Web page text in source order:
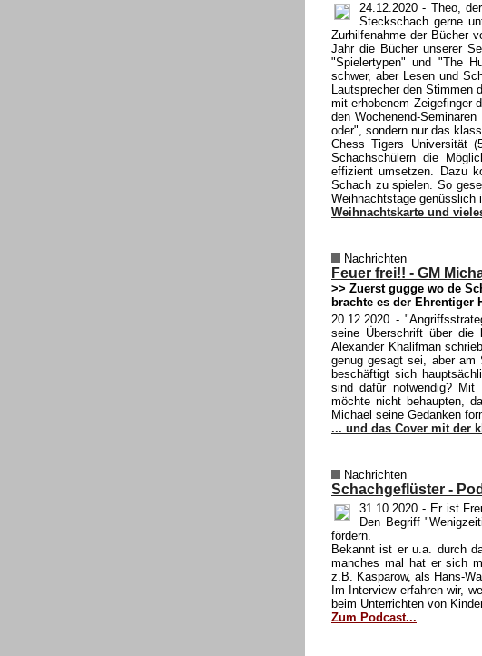
24.12.2020 - Theo,
Steckschach gerne
Zurhilfenahme der Bücher
Jahr die Bücher unserer
"Spielertypen" und "The
schwer, aber Lesen und
Lautsprecher den Stimmen
mit erhobenem Zeigefinger
den Wochenend-
oder", sondern nur das
Chess Tigers Universität
Schachschülern die
effizient umsetzen. Dazu
Schach zu spielen. So
Weihnachtstage genüsslich
Weihnachtskarte und
Nachrichten
Feuer frei!! - GM
>> Zuerst gugge wo de
brachte es der Ehrentiger
20.12.2020 -
seine Überschrift über die
Alexander Khalifman
genug gesagt sei, aber am
beschäftigt sich
sind dafür notwendig? Mit
möchte nicht behaupten,
Michael seine Gedanken
... und das Cover mit der
Nachrichten
Schachgeflüster -
31.10.2020 - Er ist
Den Begriff
fördern.
Bekannt ist er u.a. durch
manches mal hat er sich
z.B. Kasparow, als Hans-
Im Interview erfahren wir,
beim Unterrichten von
Zum Podcast...